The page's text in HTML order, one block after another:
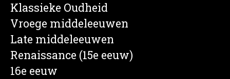
Klassieke Oudheid
Vroege middeleeuwen
Late middeleeuwen
Renaissance (15e eeuw)
16e eeuw